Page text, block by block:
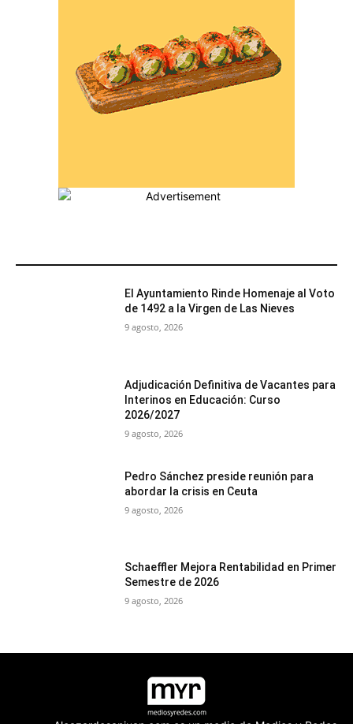
El Ayuntamiento Rinde Homenaje al Voto
de 1492 a la Virgen de Las Nieves
9 agosto, 2026
Adjudicación Definitiva de Vacantes para
Interinos en Educación: Curso
2026/2027
9 agosto, 2026
Pedro Sánchez preside reunión para
abordar la crisis en Ceuta
9 agosto, 2026
Schaeffler Mejora Rentabilidad en Primer
Semestre de 2026
9 agosto, 2026